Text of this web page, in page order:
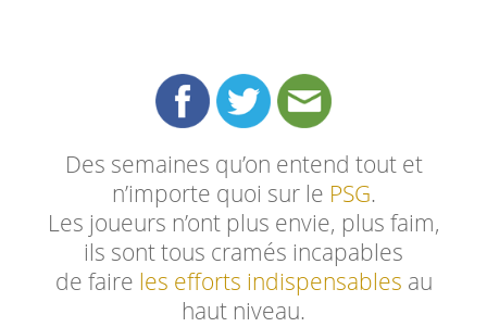
Des semaines qu’on entend tout et
n’importe quoi sur le PSG.
Les joueurs n’ont plus envie, plus faim,
ils sont tous cramés incapables
de faire les efforts indispensables au
haut niveau.